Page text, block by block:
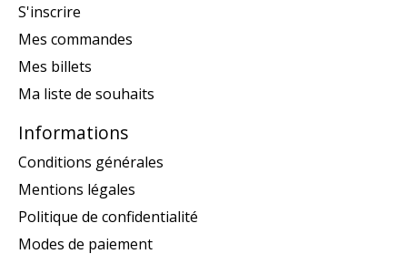
S'inscrire
Mes commandes
Mes billets
Ma liste de souhaits
Informations
Conditions générales
Mentions légales
Politique de confidentialité
Modes de paiement